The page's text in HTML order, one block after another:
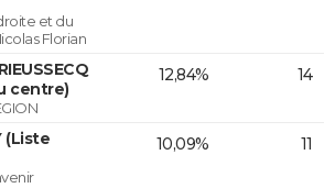
et du
Florian
centre)
12,84% 14
(Liste
10,09% 11